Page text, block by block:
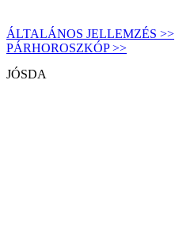
ÁLTALÁNOS JELLEMZÉS >>
PÁRHOROSZKÓP >>
JÓSDA